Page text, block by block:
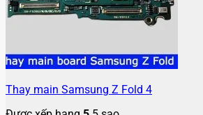
Thay main Samsung Z Fold 4